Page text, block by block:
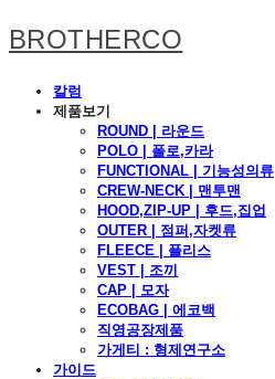
BROTHERCO
칼럼
제품보기
ROUND | 라운드
POLO | 폴로,카라
FUNCTIONAL | 기능성의류
CREW-NECK | 맨투맨
HOOD,ZIP-UP | 후드,집업
OUTER | 점퍼,자켓류
FLEECE | 플리스
VEST | 조끼
CAP | 모자
ECOBAG | 에코백
직영공장제품
가게티 : 형제연구소
가이드